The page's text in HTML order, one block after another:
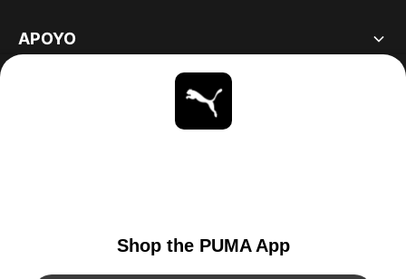
APOYO